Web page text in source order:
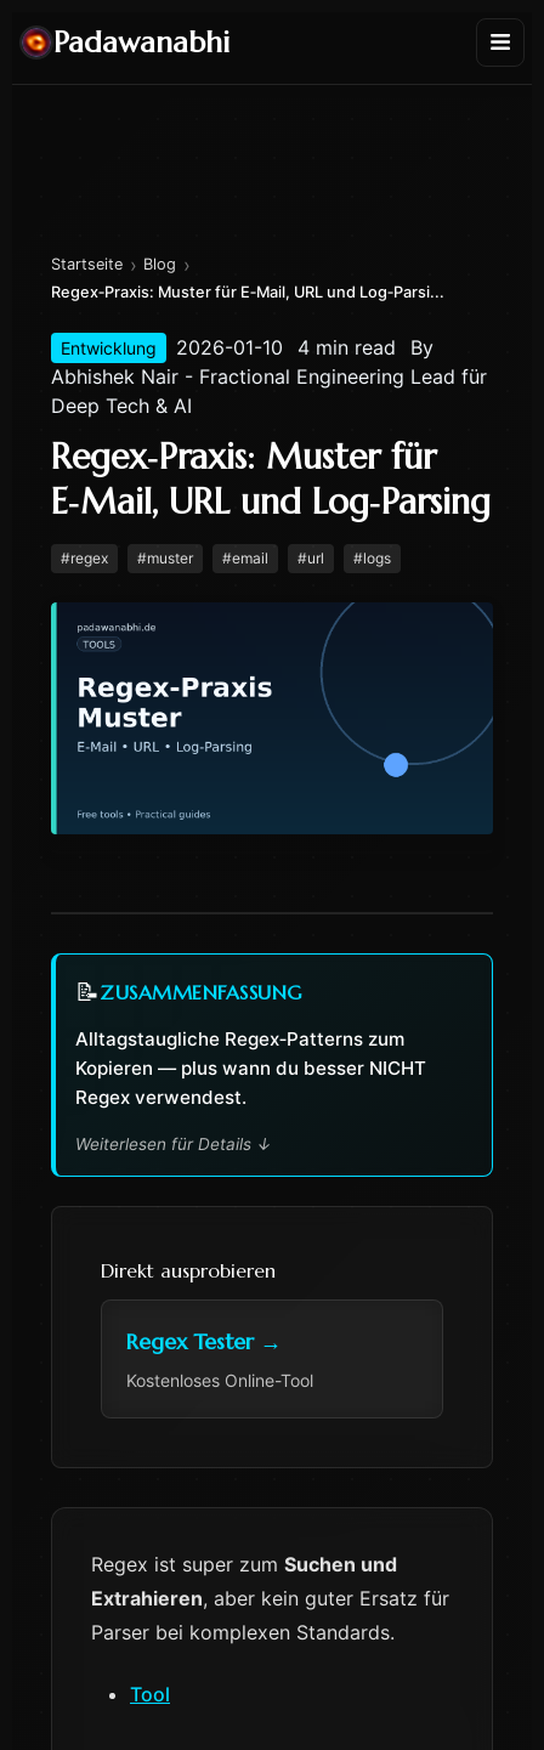
Padawanabhi
Startseite › Blog ›
Regex‑Praxis: Muster für E‑Mail, URL und Log‑Parsi...
Entwicklung 2026-01-10 4 min read
By
Abhishek Nair - Fractional Engineering Lead für
Deep Tech & AI
Regex‑Praxis: Muster für
E‑Mail, URL und Log‑Parsing
#regex #muster #email #url #logs
📝ZUSAMMENFASSUNG
Alltagstaugliche Regex‑Patterns zum
Kopieren — plus wann du besser NICHT
Regex verwendest.
Weiterlesen für Details ↓
Direkt ausprobieren
Regex Tester→
Kostenloses Online-Tool
Regex ist super zum Suchen und
Extrahieren, aber kein guter Ersatz für
Parser bei komplexen Standards.
Tool